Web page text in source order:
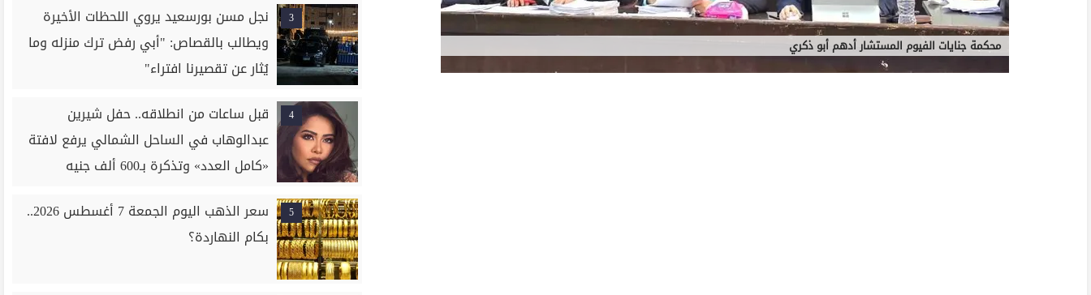
محكمة جنايات الفيوم المستشار أدهم أبو ذكري
3
نجل مسن بورسعيد يروي اللحظات الأخيرة
ويطالب بالقصاص: "أبي رفض ترك منزله وما
يُثار عن تقصيرنا افتراء"
4
قبل ساعات من انطلاقه.. حفل شيرين
عبدالوهاب في الساحل الشمالي يرفع لافتة
«كامل العدد» وتذكرة بـ600 ألف جنيه
5
سعر الذهب اليوم الجمعة 7 أغسطس 2026..
بكام النهاردة؟